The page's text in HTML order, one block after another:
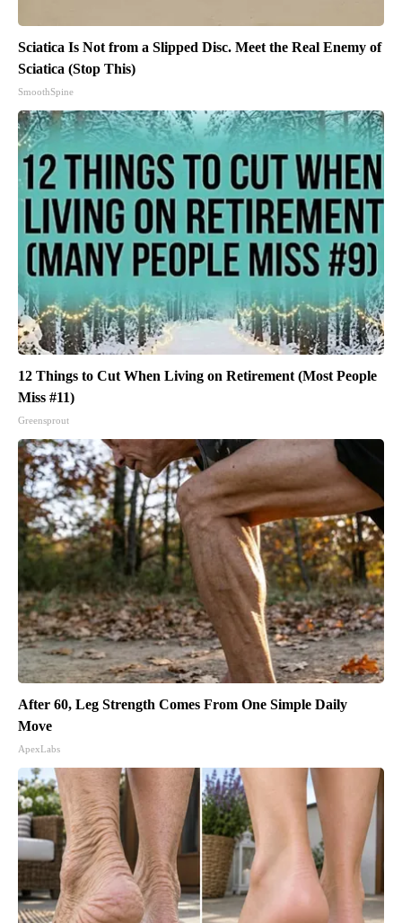
Sciatica Is Not from a Slipped Disc. Meet the Real Enemy of
Sciatica (Stop This)
SmoothSpine
12 Things to Cut When Living on Retirement (Most People
Miss #11)
Greensprout
After 60, Leg Strength Comes From One Simple Daily
Move
ApexLabs